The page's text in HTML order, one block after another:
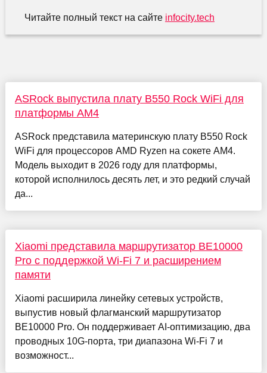
Читайте полный текст на сайте infocity.tech
ASRock выпустила плату B550 Rock WiFi для
платформы AM4
ASRock представила материнскую плату B550 Rock
WiFi для процессоров AMD Ryzen на сокете AM4.
Модель выходит в 2026 году для платформы,
которой исполнилось десять лет, и это редкий случай
да...
Xiaomi представила маршрутизатор BE10000
Pro с поддержкой Wi-Fi 7 и расширением
памяти
Xiaomi расширила линейку сетевых устройств,
выпустив новый флагманский маршрутизатор
BE10000 Pro. Он поддерживает AI-оптимизацию, два
проводных 10G-порта, три диапазона Wi-Fi 7 и
возможност...